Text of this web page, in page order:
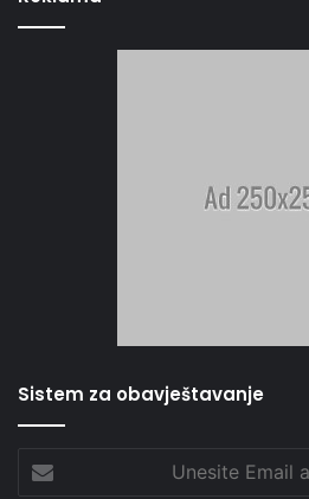
Sistem za obavještavanje
Unesite
Email